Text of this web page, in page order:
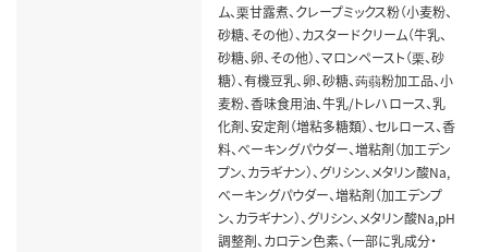
ム、栗甘露煮、クレープミックス粉（小麦粉、
砂糖、その他）、カスタードクリーム（牛乳、
砂糖、卵、その他）、マロンペースト（栗、砂
糖）、有機豆乳、卵、砂糖、蒟蒻粉加工品、小
麦粉、香味食用油、牛乳/トレハロース、乳
化剤、安定剤（増粘多糖類）、セルロース、香
料、べーキングパウダー、増粘剤（加工デン
プン、カラギナン）、グリシン、メタリン酸Na,
べーキングパウダー、増粘剤（加工デンプ
ン、カラギナン）、グリシン、メタリン酸Na,pH
調整剤、カロテン色素、（一部に乳成分・